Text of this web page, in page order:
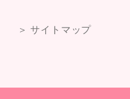
＞ サイトマップ